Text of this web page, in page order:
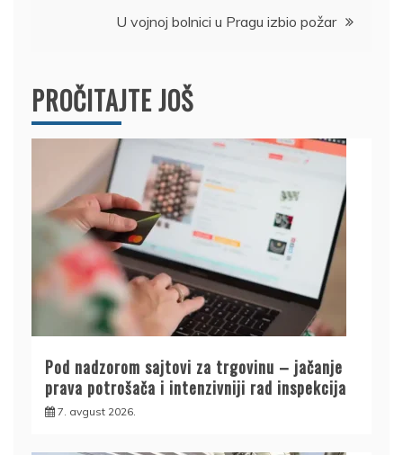
U vojnoj bolnici u Pragu izbio požar
PROČITAJTE JOŠ
Pod nadzorom sajtovi za trgovinu – jačanje
prava potrošača i intenzivniji rad inspekcija
7. avgust 2026.